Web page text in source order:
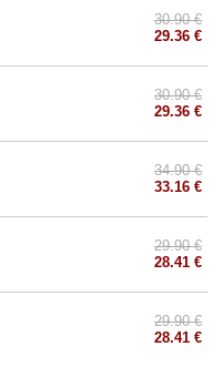
30.90 €
29.36 €
30.90 €
29.36 €
34.90 €
33.16 €
29.90 €
28.41 €
29.90 €
28.41 €